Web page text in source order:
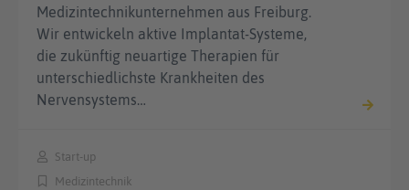
Medizintechnikunternehmen aus Freiburg.
Wir entwickeln aktive Implantat-Systeme,
die zukünftig neuartige Therapien für
unterschiedlichste Krankheiten des
Nervensystems…
Start-up
Medizintechnik